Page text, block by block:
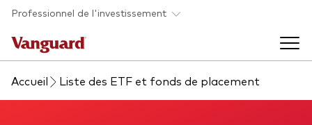
Skip to main content
Professionnel de l'investissement
Fonds et ETFs
Accueil Liste des ETF et fonds de placement